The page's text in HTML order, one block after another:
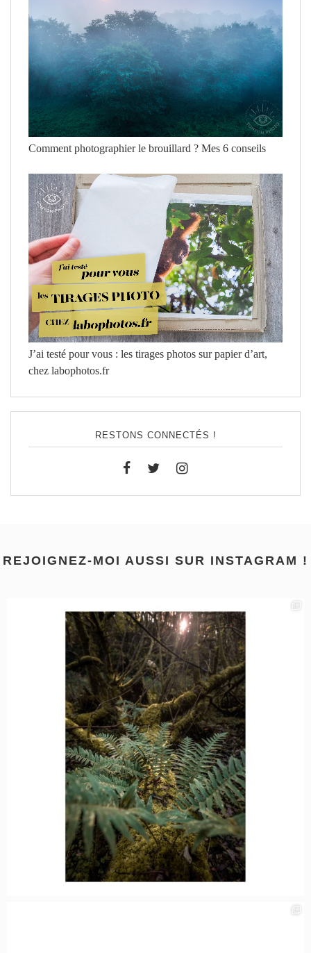
Comment photographier le brouillard ? Mes 6 conseils
J’ai testé pour vous : les tirages photos sur papier d’art,
chez labophotos.fr
RESTONS CONNECTÉS !
REJOIGNEZ-MOI AUSSI SUR INSTAGRAM !